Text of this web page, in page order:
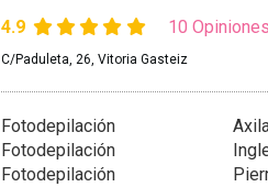
4.9 10 Opiniones
C/Paduleta, 26, Vitoria Gasteiz
Fotodepilación
Fotodepilación
Fotodepilación